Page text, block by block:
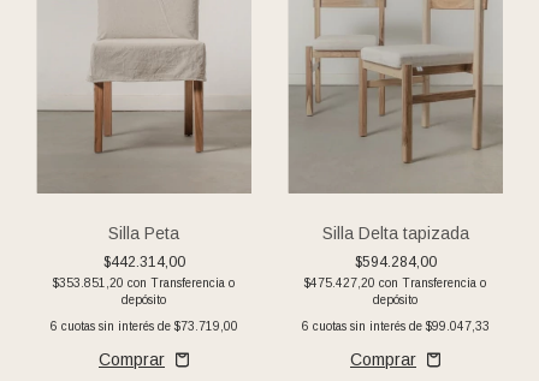
Silla Peta
$442.314,00
$353.851,20 con Transferencia o
depósito
6 cuotas sin interés de $73.719,00
Silla Delta tapizada
$594.284,00
$475.427,20 con Transferencia o
depósito
6 cuotas sin interés de $99.047,33